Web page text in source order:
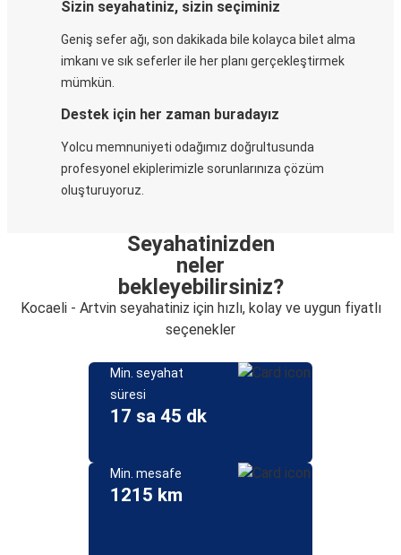
Sizin seyahatiniz, sizin seçiminiz
Geniş sefer ağı, son dakikada bile kolayca bilet alma
imkanı ve sık seferler ile her planı gerçekleştirmek
mümkün.
Destek için her zaman buradayız
Yolcu memnuniyeti odağımız doğrultusunda
profesyonel ekiplerimizle sorunlarınıza çözüm
oluşturuyoruz.
Seyahatinizden
neler
bekleyebilirsiniz?
Kocaeli - Artvin seyahatiniz için hızlı, kolay ve uygun fiyatlı
seçenekler
Min. seyahat
süresi
17 sa 45 dk
Min. mesafe
1215 km